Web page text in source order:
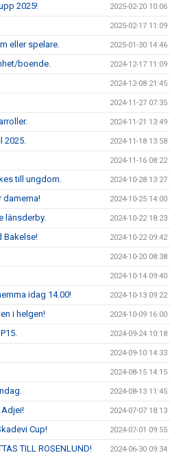
2025! 2025-02-20 10:06
2025-02-17 11:09
eller spelare. 2025-01-30 14:46
boende. 2024-12-17 11:09
2024-12-08 21:45
2024-11-27 07:35
2024-11-21 13:49
2025. 2024-11-18 13:58
2024-11-16 08:22
till ungdom. 2024-10-28 13:27
damerna! 2024-10-25 14:00
länsderby. 2024-10-22 18:23
Bakelse! 2024-10-22 09:42
2024-10-20 08:38
2024-10-14 09:40
idag 14.00! 2024-10-13 09:22
i helgen! 2024-10-09 16:00
2024-09-24 10:18
2024-09-10 14:33
2024-08-15 14:15
2024-08-13 11:45
2024-07-07 18:13
Cup! 2024-07-01 09:55
TILL ROSENLUND! 2024-06-30 09:34